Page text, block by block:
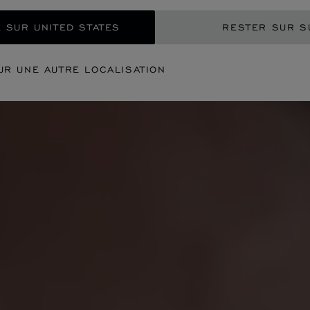
UNITED STATES RESTER SUR
UNE AUTRE LOCALISATION